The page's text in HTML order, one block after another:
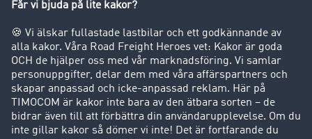
Företag
Kunder värvar kunder
Success Stories
Support